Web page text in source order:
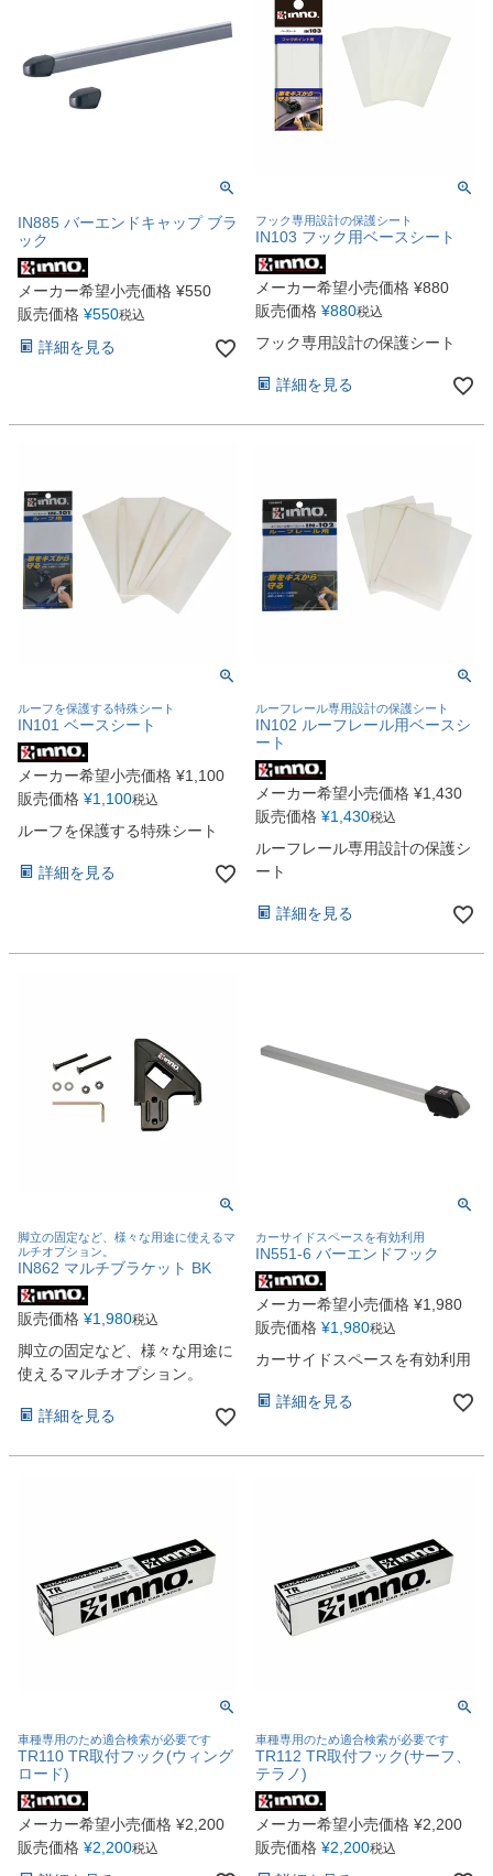
IN885 バーエンドキャップ ブラ
ック
メーカー希望小売価格 ¥550
販売価格 ¥550税込
詳細を見る
フック専用設計の保護シート
IN103 フック用ベースシート
メーカー希望小売価格 ¥880
販売価格 ¥880税込
フック専用設計の保護シート
詳細を見る
ルーフを保護する特殊シート
IN101 ベースシート
メーカー希望小売価格 ¥1,100
販売価格 ¥1,100税込
ルーフを保護する特殊シート
詳細を見る
ルーフレール専用設計の保護シート
IN102 ルーフレール用ベースシ
ート
メーカー希望小売価格 ¥1,430
販売価格 ¥1,430税込
ルーフレール専用設計の保護シ
ート
詳細を見る
脚立の固定など、様々な用途に使えるマ
ルチオプション。
IN862 マルチブラケット BK
販売価格 ¥1,980税込
脚立の固定など、様々な用途に
使えるマルチオプション。
詳細を見る
カーサイドスペースを有効利用
IN551-6 バーエンドフック
メーカー希望小売価格 ¥1,980
販売価格 ¥1,980税込
カーサイドスペースを有効利用
詳細を見る
車種専用のため適合検索が必要です
TR110 TR取付フック(ウィング
ロード)
メーカー希望小売価格 ¥2,200
販売価格 ¥2,200税込
車種専用のため適合検索が必要です
TR112 TR取付フック(サーフ、
テラノ)
メーカー希望小売価格 ¥2,200
販売価格 ¥2,200税込